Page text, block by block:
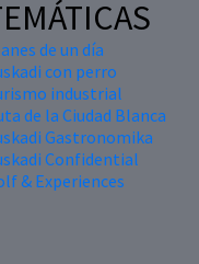
de un día
con perro
industrial
de la Ciudad Blanca
Gastronomika
Confidential
& Experiences